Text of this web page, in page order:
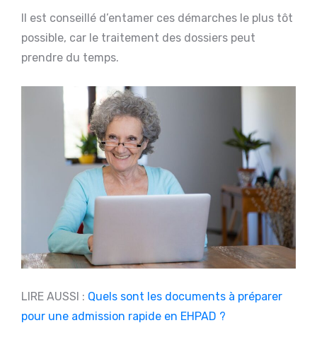
Il est conseillé d’entamer ces démarches le plus tôt
possible, car le traitement des dossiers peut
prendre du temps.
LIRE AUSSI : Quels sont les documents à préparer
pour une admission rapide en EHPAD ?